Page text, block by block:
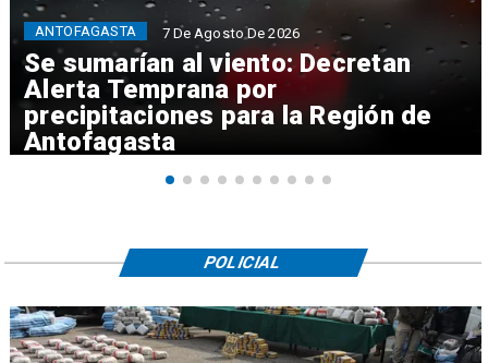
Se sumarían al viento: Decretan
Alerta Temprana por
precipitaciones para la Región de
Antofagasta
ANTOFAGASTA 7 De Agosto De 2026
POLICIAL